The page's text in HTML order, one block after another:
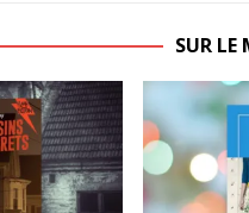
SUR LE